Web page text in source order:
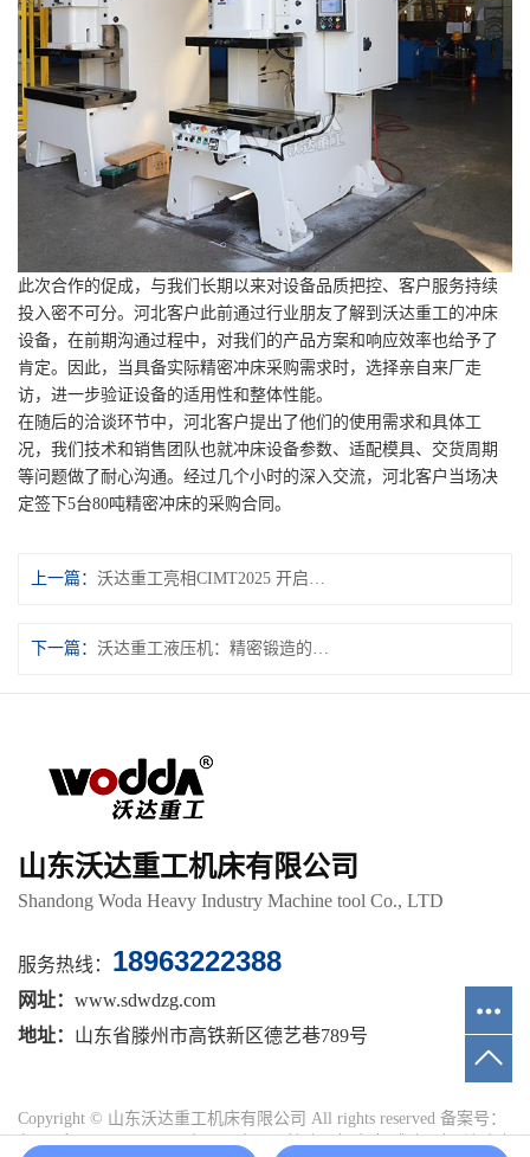
此次合作的促成，与我们长期以来对设备品质把控、客户服务持续
投入密不可分。河北客户此前通过行业朋友了解到沃达重工的冲床
设备，在前期沟通过程中，对我们的产品方案和响应效率也给予了
肯定。因此，当具备实际精密冲床采购需求时，选择亲自来厂走
访，进一步验证设备的适用性和整体性能。
在随后的洽谈环节中，河北客户提出了他们的使用需求和具体工
况，我们技术和销售团队也就冲床设备参数、适配模具、交货周期
等问题做了耐心沟通。经过几个小时的深入交流，河北客户当场决
定签下5台80吨精密冲床的采购合同。
上一篇：
下一篇：
山东沃达重工机床有限公司
Shandong Woda Heavy Industry Machine tool Co., LTD
服务热线： 18963222388
网址： www.sdwdzg.com
地址： 山东省滕州市高铁新区德艺巷789号
Copyright © 山东沃达重工机床有限公司 All rights reserved 备案号：
鲁ICP备15023625号-16主要从事于 四柱液压机,框架式液压机,单臂液